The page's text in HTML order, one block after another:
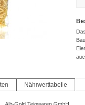
Nährwerttabelle